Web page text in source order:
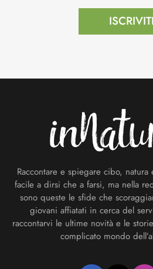
ISCRIVITI
Raccontare e spiegare cibo,
facile a dirsi che a farsi, ma nella
sono queste le sfide che
giovani affiatati in cerca del
raccontarvi le ultime novità e le
complicato mondo